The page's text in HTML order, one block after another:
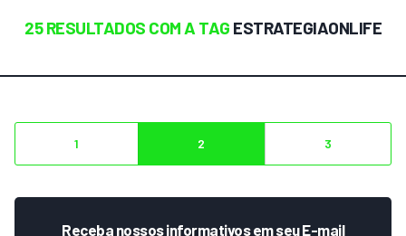
25 RESULTADOS COM A TAG ESTRATEGIAONLIFE
1 2 3
Receba nossos informativos em seu E-mail